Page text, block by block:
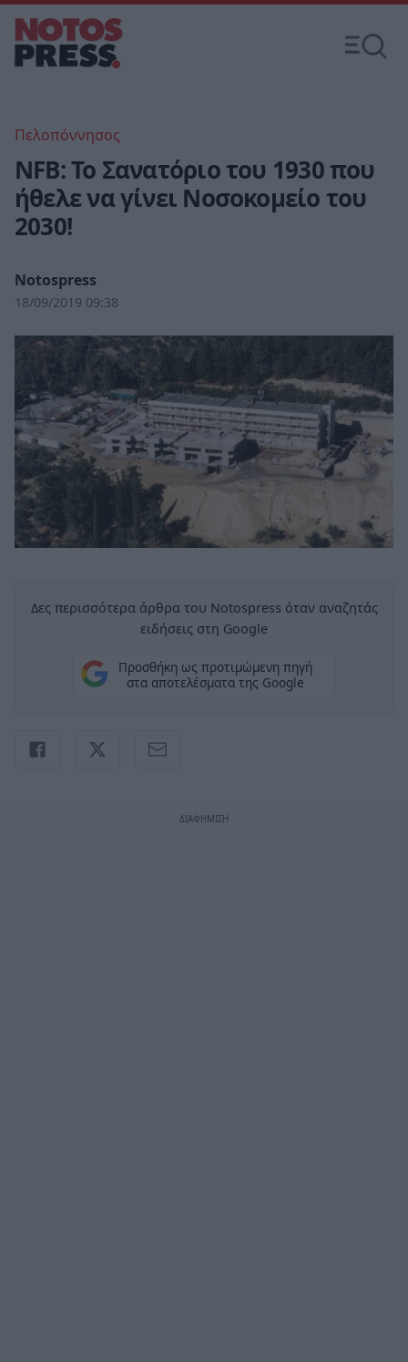
Πελοπόννησος
ΝFB: Το Σανατόριο του 1930 που
ήθελε να γίνει Νοσοκομείο του
2030!
Notospress
18/09/2019 09:38
Δες περισσότερα άρθρα του Notospress όταν αναζητάς
ειδήσεις στη Google
Προσθήκη ως προτιμώμενη πηγή
στα αποτελέσματα της Google